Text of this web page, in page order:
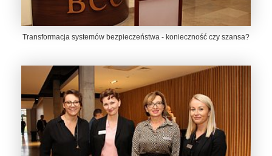
Transformacja systemów bezpieczeństwa - konieczność czy szansa?